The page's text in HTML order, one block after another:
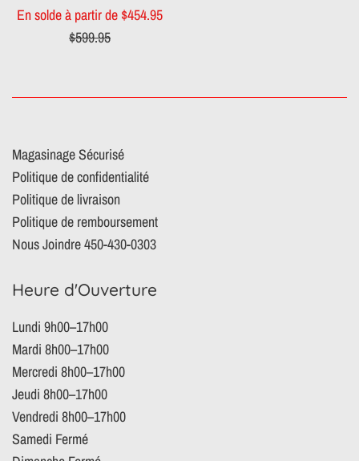
En solde à partir de $454.95Prix
$599.95
Magasinage Sécurisé
Politique de confidentialité
Politique de livraison
Politique de remboursement
Nous Joindre 450-430-0303
Heure d'Ouverture
Lundi 9h00–17h00
Mardi 8h00–17h00
Mercredi 8h00–17h00
Jeudi 8h00–17h00
Vendredi 8h00–17h00
Samedi Fermé